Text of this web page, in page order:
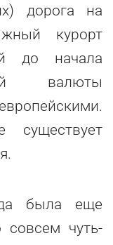
дорога на
курорт
до начала
валюты
была еще
совсем чуть-